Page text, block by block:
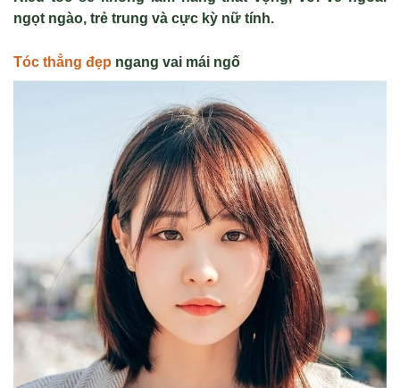
ngọt ngào, trẻ trung và cực kỳ nữ tính.
Tóc thẳng đẹp ngang vai mái ngố